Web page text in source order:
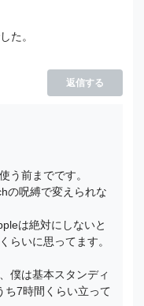
た。
返信する
う前までです。
の呪縛で変えられな
は絶対にしないと
らいに思ってます。
僕は基本スタンディ
ち7時間くらい立って